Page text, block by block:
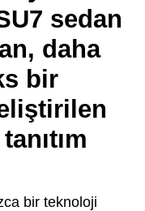
sedan
daha
bir
bir teknoloji